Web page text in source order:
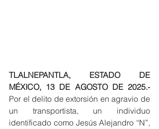
TLALNEPANTLA, ESTADO DE
MÉXICO, 13 DE AGOSTO DE 2025.-
Por el delito de extorsión en agravio de
un transportista, un individuo
identificado como Jesús Alejandro “N”,